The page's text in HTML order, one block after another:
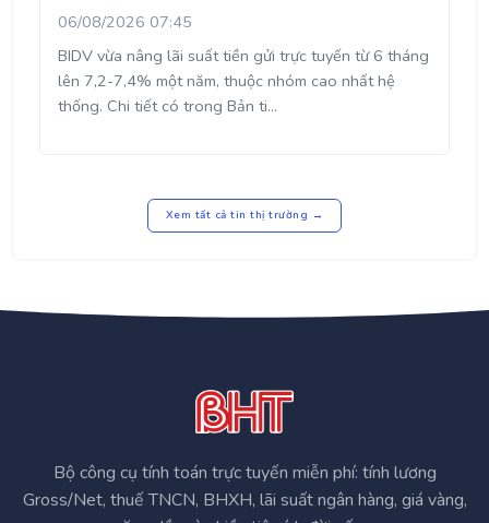
06/08/2026 07:45
BIDV vừa nâng lãi suất tiền gửi trực tuyến từ 6 tháng
lên 7,2-7,4% một năm, thuộc nhóm cao nhất hệ
thống. Chi tiết có trong Bản ti...
Xem tất cả tin thị trường →
Bộ công cụ tính toán trực tuyến miễn phí: tính lương
Gross/Net, thuế TNCN, BHXH, lãi suất ngân hàng, giá vàng,